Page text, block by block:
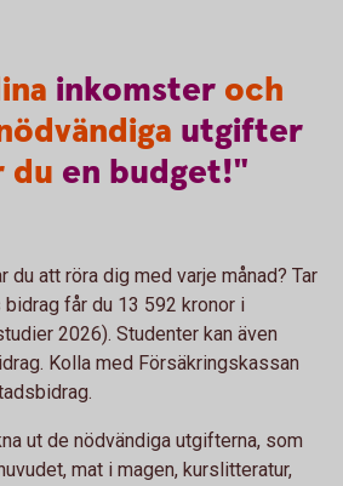
inkomster och
utgifter
du en budget!"
du att röra dig med varje månad? Tar
får du 13 592 kronor i
2026). Studenter kan även
Kolla med Försäkringskassan
ut de nödvändiga utgifterna, som
mat i magen, kurslitteratur,